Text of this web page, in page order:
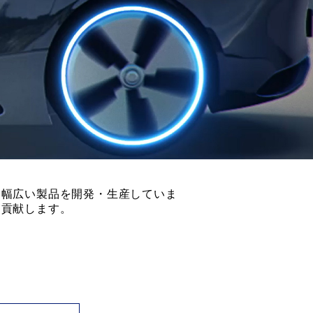
広い製品を開発・生産していま
献します。